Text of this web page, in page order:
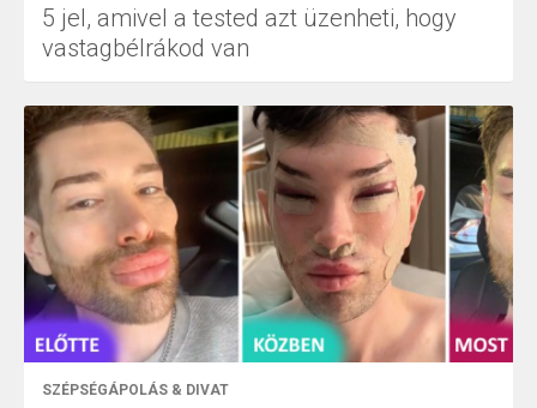
5 jel, amivel a tested azt üzenheti, hogy
vastagbélrákod van
SZÉPSÉGÁPOLÁS & DIVAT